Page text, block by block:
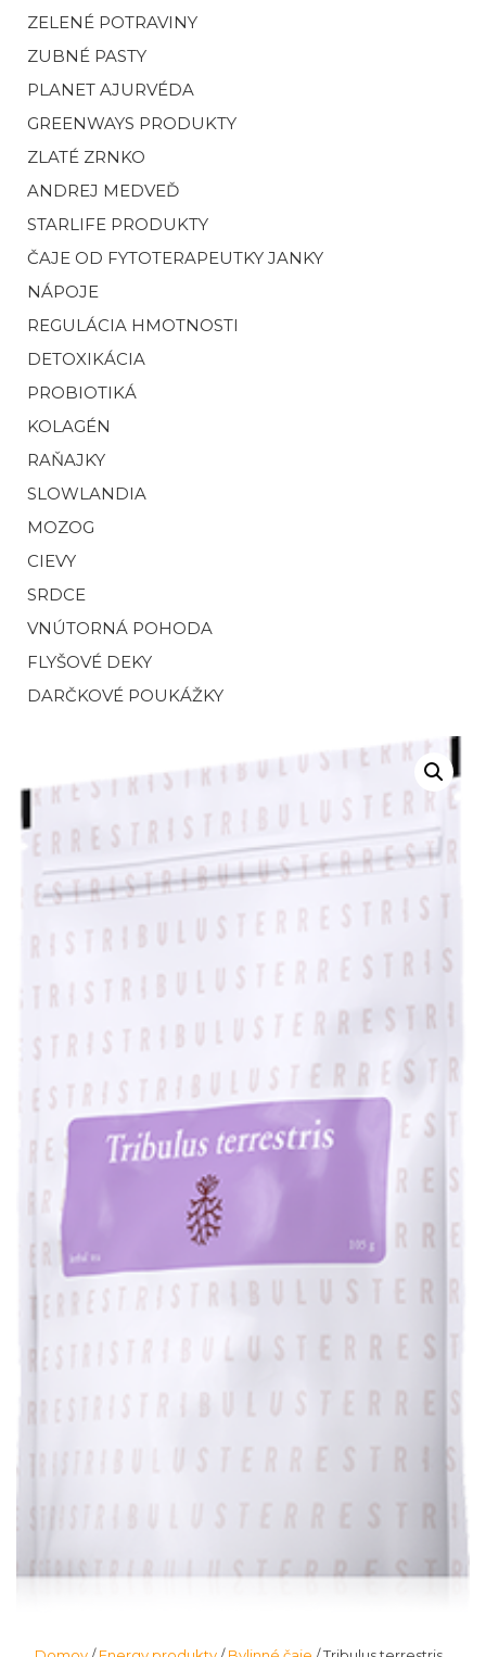
ZELENÉ POTRAVINY
ZUBNÉ PASTY
PLANET AJURVÉDA
GREENWAYS PRODUKTY
ZLATÉ ZRNKO
ANDREJ MEDVEĎ
STARLIFE PRODUKTY
ČAJE OD FYTOTERAPEUTKY JANKY
NÁPOJE
REGULÁCIA HMOTNOSTI
DETOXIKÁCIA
PROBIOTIKÁ
KOLAGÉN
RAŇAJKY
SLOWLANDIA
MOZOG
CIEVY
SRDCE
VNÚTORNÁ POHODA
FLYŠOVÉ DEKY
DARČKOVÉ POUKÁŽKY